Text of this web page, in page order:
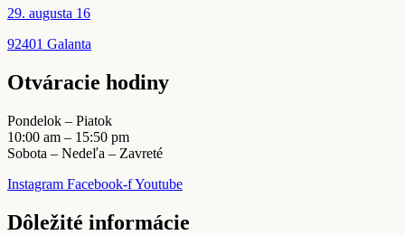
29. augusta 16
92401 Galanta
Otváracie hodiny
Pondelok – Piatok
10:00 am – 15:50 pm
Sobota – Nedeľa – Zavreté
Instagram Facebook-fYoutube
Dôležité informácie